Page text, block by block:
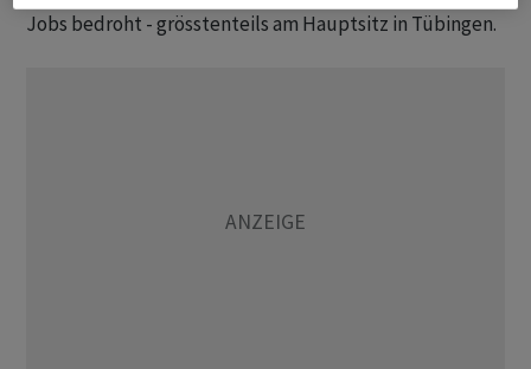
Jobs bedroht - grösstenteils am Hauptsitz in Tübingen.